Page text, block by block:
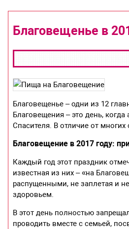
Благовещенье в
Благовещенье – одни из 12
Благовещения – это день,
Спасителя. В отличие от
Благовещение в 2017 году:
Каждый год этот праздник
известная из них – «на
распущенными, не заплетая и
здоровьем.
В этот день полностью
проводить вместе с семьей,